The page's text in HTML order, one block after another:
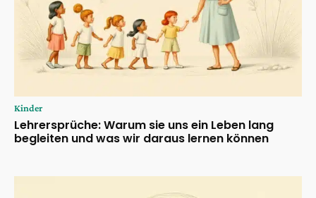
Kinder
Lehrersprüche: Warum sie uns ein Leben lang
begleiten und was wir daraus lernen können